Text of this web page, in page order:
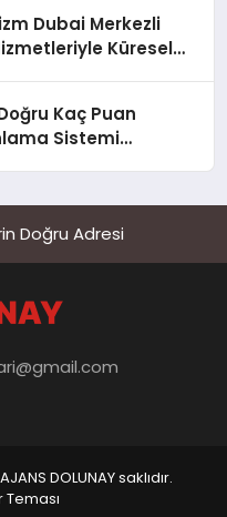
Dubai Merkezli
Küresel
Kaç Puan
Sistemi
Doğru Adresi
DOLUNAY saklıdır.